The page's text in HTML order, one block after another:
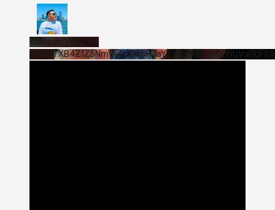
Vídeo de YouTube